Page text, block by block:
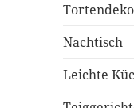
Nachtisch
Leichte